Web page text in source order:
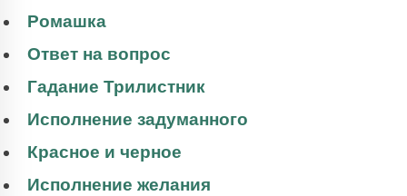
Ромашка
Ответ на вопрос
Гадание Трилистник
Исполнение задуманного
Красное и черное
Исполнение желания